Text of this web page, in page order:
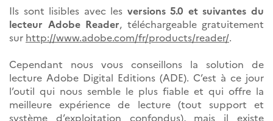
Ils sont lisibles avec les versions 5.0 et suivantes du
lecteur Adobe Reader, téléchargeable gratuitement
sur http://www.adobe.com/fr/products/reader/.
Cependant nous vous conseillons la solution de
lecture Adobe Digital Editions (ADE). C’est à ce jour
l’outil qui nous semble le plus fiable et qui offre la
meilleure expérience de lecture (tout support et
système d’exploitation confondus), mais il existe